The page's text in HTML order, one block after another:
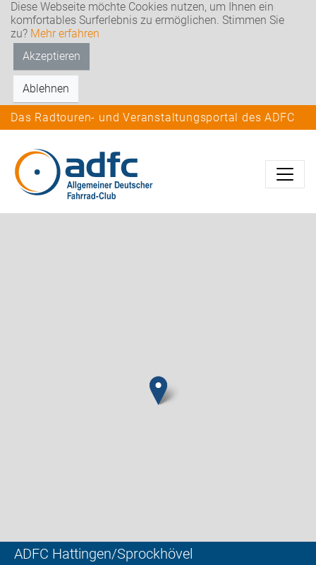
Diese Webseite möchte Cookies nutzen, um Ihnen ein
komfortables Surferlebnis zu ermöglichen. Stimmen Sie
zu? Mehr erfahren
Akzeptieren
Ablehnen
Das Radtouren- und Veranstaltungsportal des ADFC
ADFC Hattingen/Sprockhövel